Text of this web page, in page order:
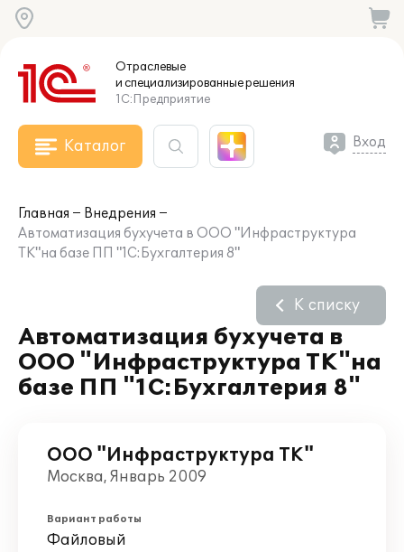
Отраслевые
и специализированныерешения
1С:Предприятие
Каталог Вход
Главная
Внедрения
Автоматизация бухучета в ООО "Инфраструктура
ТК"на базе ПП "1С:Бухгалтерия 8"
Автоматизация бухучета в
ООО "Инфраструктура ТК"на
базе ПП "1С:Бухгалтерия 8"
К списку
ООО "Инфраструктура ТК"
Москва, Январь 2009
Вариант работы
Файловый